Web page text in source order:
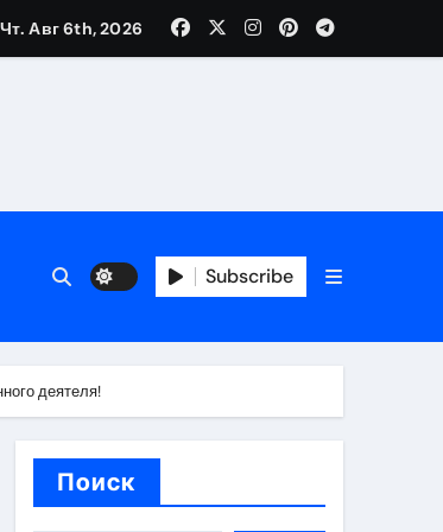
стейблкоином в долларах
Чт. Авг 6th, 2026
Subscribe
деятеля!
Поиск